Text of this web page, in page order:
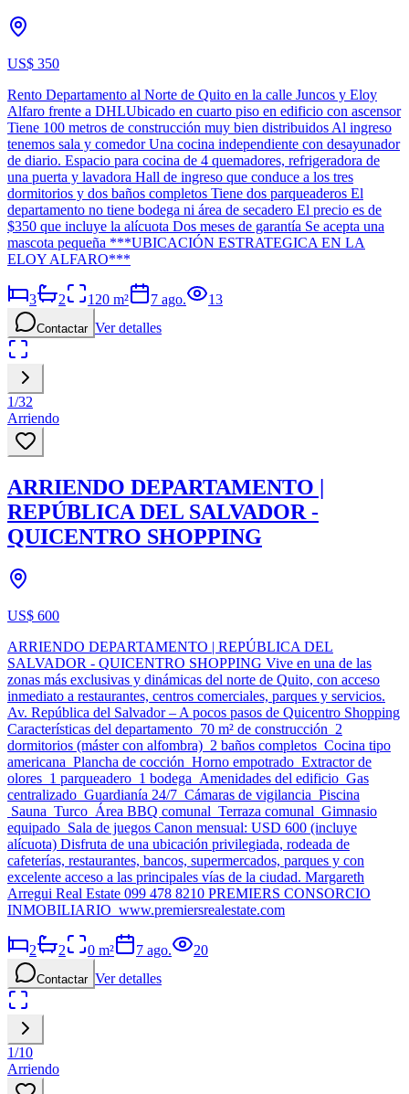
US$ 350
Rento Departamento al Norte de Quito en la calle Juncos y Eloy
Alfaro frente a DHLUbicado en cuarto piso en edificio con ascensor
Tiene 100 metros de construcción muy bien distribuidos Al ingreso
tenemos sala y comedor Una cocina independiente con desayunador
de diario. Espacio para cocina de 4 quemadores, refrigeradora de
una puerta y lavadora Hall de ingreso que conduce a los tres
dormitorios y dos baños completos Tiene dos parqueaderos El
departamento no tiene bodega ni área de secadero El precio es de
$350 que incluye la alícuota Dos meses de garantía Se acepta una
mascota pequeña ***UBICACIÓN ESTRATEGICA EN LA
ELOY ALFARO***
3 2 120 m² 7 ago. 13
Contactar Ver detalles
1/32
Arriendo
ARRIENDO DEPARTAMENTO |
REPÚBLICA DEL SALVADOR -
QUICENTRO SHOPPING
US$ 600
ARRIENDO DEPARTAMENTO | REPÚBLICA DEL
SALVADOR - QUICENTRO SHOPPING Vive en una de las
zonas más exclusivas y dinámicas del norte de Quito, con acceso
inmediato a restaurantes, centros comerciales, parques y servicios.
Av. República del Salvador – A pocos pasos de Quicentro Shopping
Características del departamento 70 m² de construcción 2
dormitorios (máster con alfombra) 2 baños completos Cocina tipo
americana Plancha de cocción Horno empotrado Extractor de
olores 1 parqueadero 1 bodega Amenidades del edificio Gas
centralizado Guardianía 24/7 Cámaras de vigilancia Piscina
Sauna Turco Área BBQ comunal Terraza comunal Gimnasio
equipado Sala de juegos Canon mensual: USD 600 (incluye
alícuota) Disfruta de una ubicación privilegiada, rodeada de
cafeterías, restaurantes, bancos, supermercados, parques y con
excelente acceso a las principales vías de la ciudad. Margareth
Arregui Real Estate 099 478 8210 PREMIERS CONSORCIO
INMOBILIARIO www.premiersrealestate.com
2 2 0 m² 7 ago. 20
Contactar Ver detalles
1/10
Arriendo